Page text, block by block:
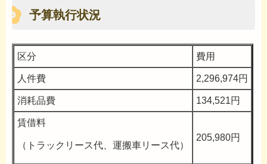
予算執行状況
区分 費用
人件費 2,296,974円
消耗品費 134,521円
賃借料
（トラックリース代、運搬車リース代）
205,980円